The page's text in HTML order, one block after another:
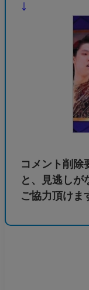
↓
コメント削除
と、見逃しが
ご協力頂けま